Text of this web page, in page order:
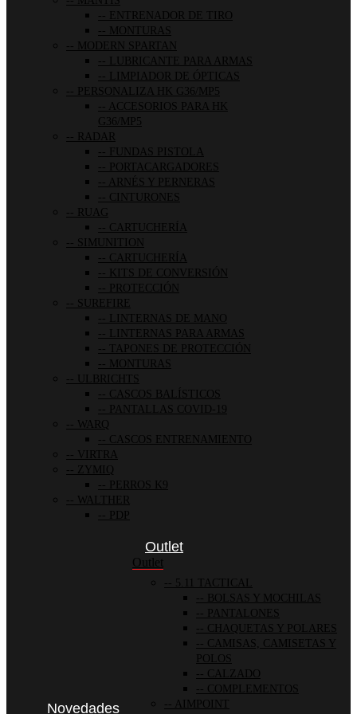
ENTRENADOR DE TIRO
MONTURAS
MODERN SPARTAN
LUBRICANTE PARA ARMAS
LIMPIADOR DE ÓPTICAS
PERSONALIZA HK G36/MP5
ACCESORIOS PARA HK
G36/MP5
RADAR
FUNDAS PISTOLA
PORTACARGADORES
ARNÉS Y PERNERAS
CINTURONES
RUAG
CARTUCHERÍA
SIMUNITION
CARTUCHERÍA
KITS DE CONVERSIÓN
PROTECCIÓN
SUREFIRE
LINTERNAS DE MANO
LINTERNAS PARA ARMAS
TAPONES DE PROTECCIÓN
MONTURAS
ULBRICHTS
CASCOS BALÍSTICOS
PANTALLAS COVID-19
WARQ
CASCOS ENTRENAMIENTO
VIRTRA
ZYMIQ
PERROS K9
WALTHER
PDP
Novedades
Outlet
Outlet
5.11 TACTICAL
BOLSAS Y MOCHILAS
PANTALONES
CHAQUETAS Y POLARES
CAMISAS, CAMISETAS Y
POLOS
CALZADO
COMPLEMENTOS
AIMPOINT